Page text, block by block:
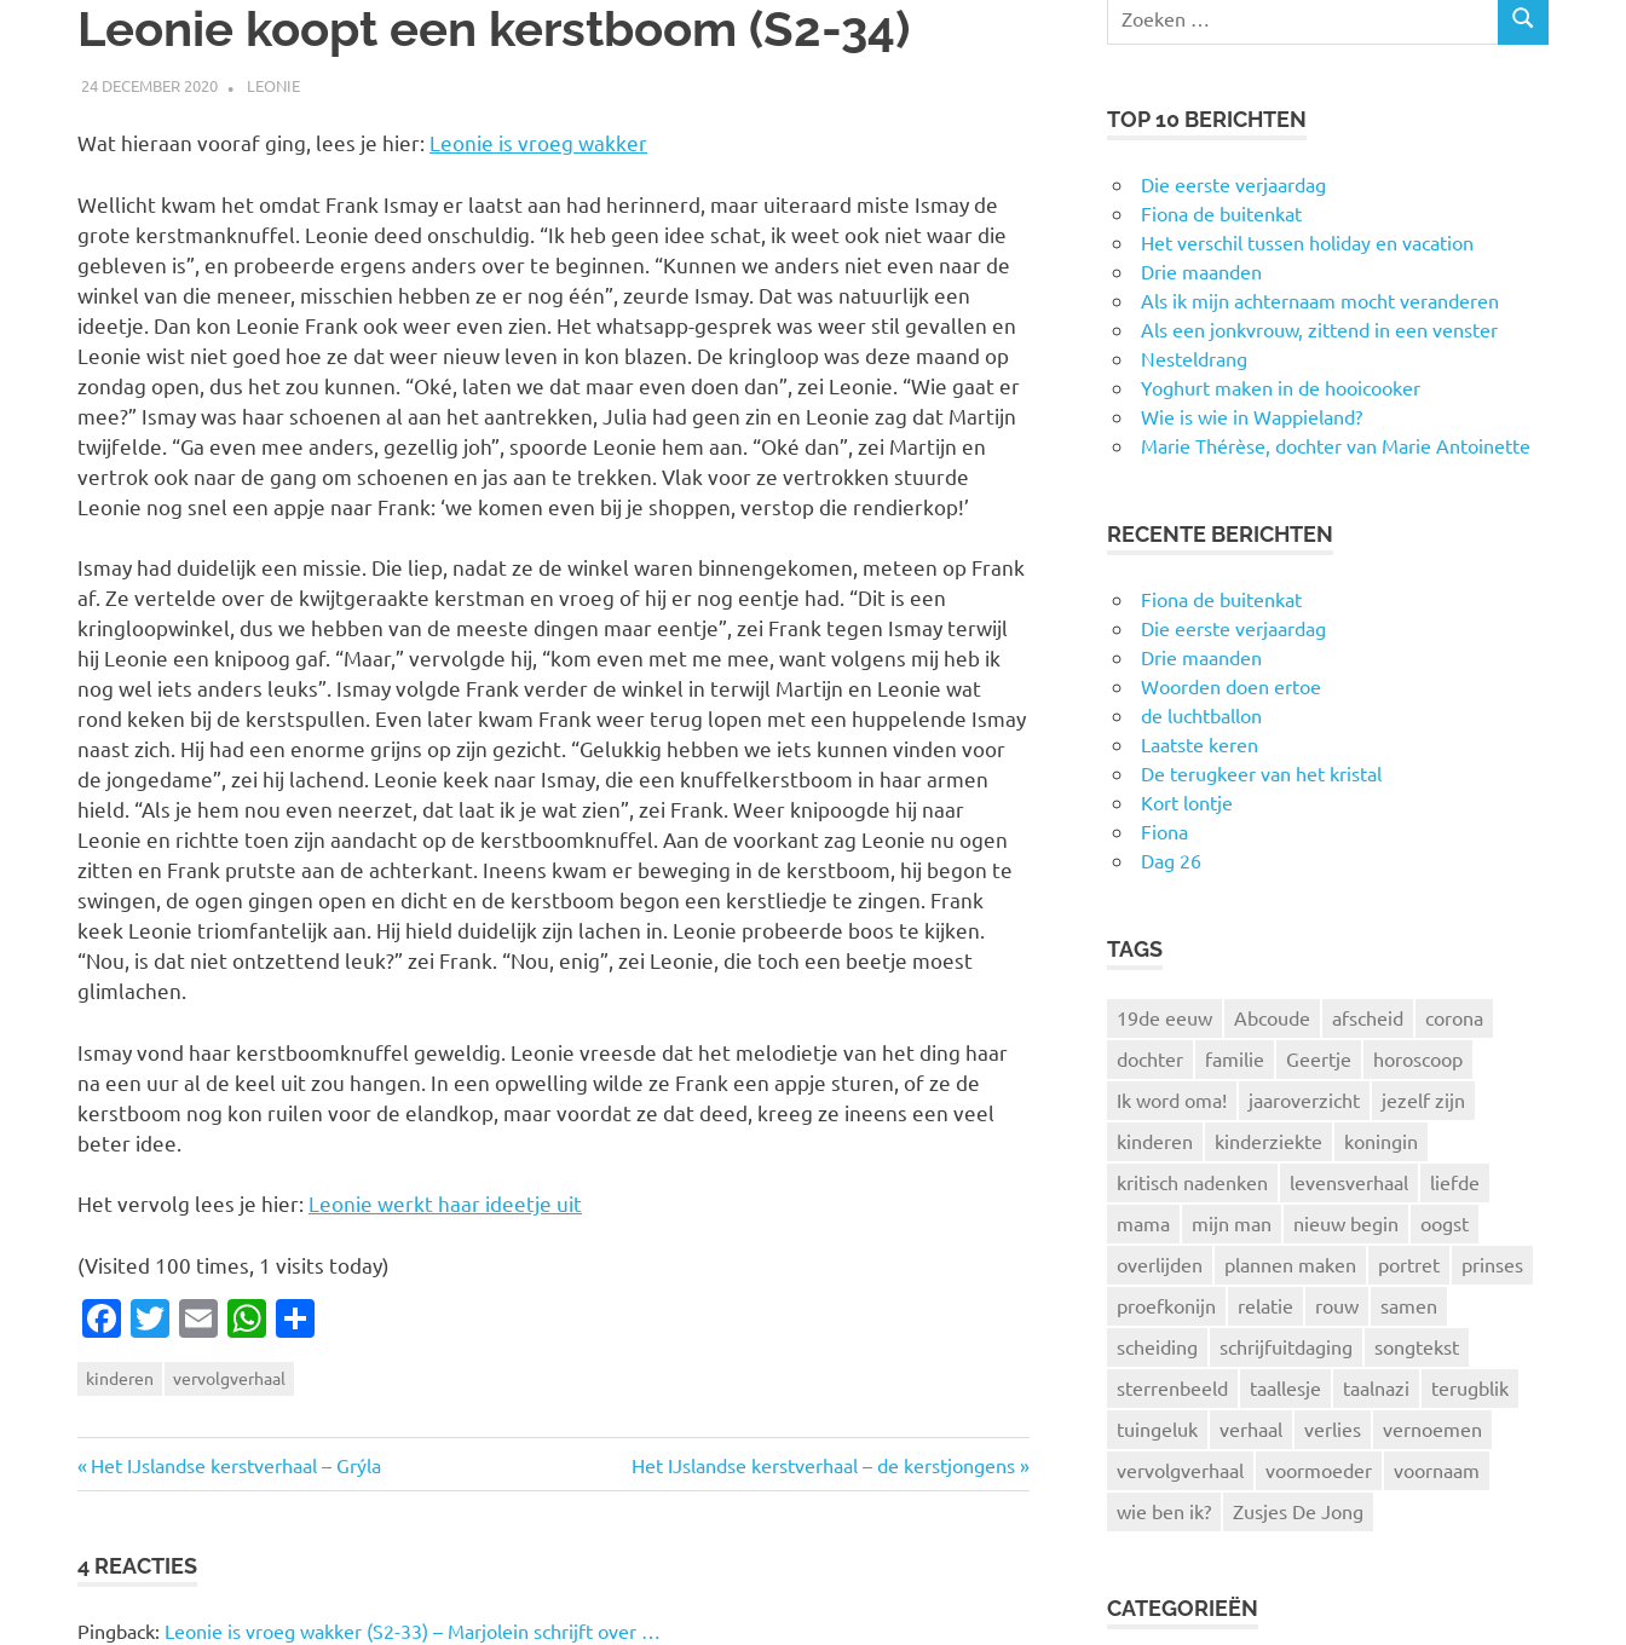
Leonie koopt een kerstboom (S2-34)
24 DECEMBER 2020 MARJOLEIN
LEONIE
Wat hieraan vooraf ging, lees je hier: Leonie is vroeg wakker
Wellicht kwam het omdat Frank Ismay er laatst aan had herinnerd, maar uiteraard miste Ismay de
grote kerstmanknuffel. Leonie deed onschuldig. “Ik heb geen idee schat, ik weet ook niet waar die
gebleven is”, en probeerde ergens anders over te beginnen. “Kunnen we anders niet even naar de
winkel van die meneer, misschien hebben ze er nog één”, zeurde Ismay. Dat was natuurlijk een
ideetje. Dan kon Leonie Frank ook weer even zien. Het whatsapp-gesprek was weer stil gevallen en
Leonie wist niet goed hoe ze dat weer nieuw leven in kon blazen. De kringloop was deze maand op
zondag open, dus het zou kunnen. “Oké, laten we dat maar even doen dan”, zei Leonie. “Wie gaat er
mee?” Ismay was haar schoenen al aan het aantrekken, Julia had geen zin en Leonie zag dat Martijn
twijfelde. “Ga even mee anders, gezellig joh”, spoorde Leonie hem aan. “Oké dan”, zei Martijn en
vertrok ook naar de gang om schoenen en jas aan te trekken. Vlak voor ze vertrokken stuurde
Leonie nog snel een appje naar Frank: ‘we komen even bij je shoppen, verstop die rendierkop!’
Ismay had duidelijk een missie. Die liep, nadat ze de winkel waren binnengekomen, meteen op Frank
af. Ze vertelde over de kwijtgeraakte kerstman en vroeg of hij er nog eentje had. “Dit is een
kringloopwinkel, dus we hebben van de meeste dingen maar eentje”, zei Frank tegen Ismay terwijl
hij Leonie een knipoog gaf. “Maar,” vervolgde hij, “kom even met me mee, want volgens mij heb ik
nog wel iets anders leuks”. Ismay volgde Frank verder de winkel in terwijl Martijn en Leonie wat
rond keken bij de kerstspullen. Even later kwam Frank weer terug lopen met een huppelende Ismay
naast zich. Hij had een enorme grijns op zijn gezicht. “Gelukkig hebben we iets kunnen vinden voor
de jongedame”, zei hij lachend. Leonie keek naar Ismay, die een knuffelkerstboom in haar armen
hield. “Als je hem nou even neerzet, dat laat ik je wat zien”, zei Frank. Weer knipoogde hij naar
Leonie en richtte toen zijn aandacht op de kerstboomknuffel. Aan de voorkant zag Leonie nu ogen
zitten en Frank prutste aan de achterkant. Ineens kwam er beweging in de kerstboom, hij begon te
swingen, de ogen gingen open en dicht en de kerstboom begon een kerstliedje te zingen. Frank
keek Leonie triomfantelijk aan. Hij hield duidelijk zijn lachen in. Leonie probeerde boos te kijken.
“Nou, is dat niet ontzettend leuk?” zei Frank. “Nou, enig”, zei Leonie, die toch een beetje moest
glimlachen.
Ismay vond haar kerstboomknuffel geweldig. Leonie vreesde dat het melodietje van het ding haar
na een uur al de keel uit zou hangen. In een opwelling wilde ze Frank een appje sturen, of ze de
kerstboom nog kon ruilen voor de elandkop, maar voordat ze dat deed, kreeg ze ineens een veel
beter idee.
Het vervolg lees je hier: Leonie werkt haar ideetje uit
(Visited 100 times, 1 visits today)
Facebook
Twitter
EmailWhatsApp
kinderen vervolgverhaal
Bericht
Vorige
bericht:
Het IJslandse kerstverhaal – Grýla
Volgende
bericht:
Het IJslandse kerstverhaal – de kerstjongens
4 REACTIES
Pingback: Leonie is vroeg wakker (S2-33) – Marjolein schrijft over …
Zoeken
ZOEKEN
TOP 10 BERICHTEN
Die eerste verjaardag
Fiona de buitenkat
Het verschil tussen holiday en vacation
Drie maanden
Als ik mijn achternaam mocht veranderen
Als een jonkvrouw, zittend in een venster
Nesteldrang
Yoghurt maken in de hooicooker
Wie is wie in Wappieland?
Marie Thérèse, dochter van Marie Antoinette
RECENTE BERICHTEN
Fiona de buitenkat
Die eerste verjaardag
Drie maanden
Woorden doen ertoe
de luchtballon
Laatste keren
De terugkeer van het kristal
Kort lontje
Fiona
Dag 26
TAGS
19de eeuw Abcoude afscheid
corona
dochter
familie Geertje
horoscoop
Ik word oma!
jaaroverzicht
jezelf zijn
kinderen
kinderziekte
koningin
kritisch nadenken
levensverhaal
liefde
mama
mijn man nieuw begin
oogst
overlijden
plannen maken portret
prinses
proefkonijn
relatie rouw
samen
scheiding
schrijfuitdaging
songtekst
sterrenbeeld
taallesje taalnazi
terugblik
tuingeluk
verhaal verlies
vernoemen
vervolgverhaal
voormoeder
voornaam
wie ben ik?
Zusjes De Jong
CATEGORIEËN